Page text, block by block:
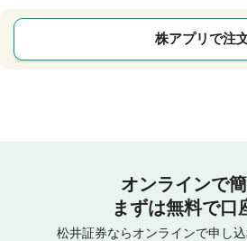
株アプリで注
オンラインで簡
まずは無料で口
松井証券ならオンラインで申し込